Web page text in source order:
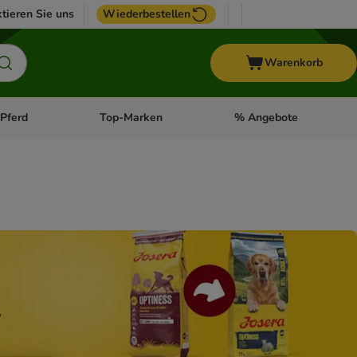
Sie uns Wiederbestellen
Warenkorb
Fisch Menü öffnen: Vogel
Pferd Kategorie-Menü öffnen: Pferd
Top-Marken Kategorie-Menü öffnen:
% Angebote